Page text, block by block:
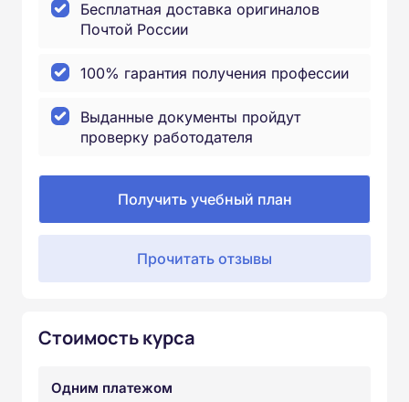
Бесплатная доставка оригиналов
Почтой России
100% гарантия получения профессии
Выданные документы пройдут
проверку работодателя
Получить учебный план
Прочитать отзывы
Стоимость курса
Одним платежом